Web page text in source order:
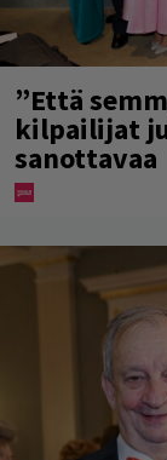
”Että
kilpailijat
sanottavaa